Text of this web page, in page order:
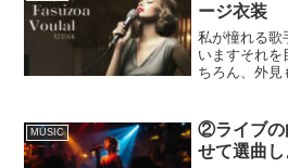
ージ衣装
私が憧れる歌
いますそれを
ちろん、外見
っと普通の道
と思うくら
MUSIC
②ライブの
せて選曲し